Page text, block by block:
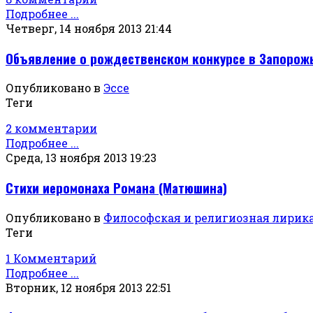
Подробнее ...
Четверг, 14 ноября 2013 21:44
Объявление о рождественском конкурсе в
Опубликовано в Эссе
Теги
2 комментарии
Подробнее ...
Среда, 13 ноября 2013 19:23
Стихи иеромонаха Романа (Матюшина)
Опубликовано в Философская и религиозная
Теги
1 Комментарий
Подробнее ...
Вторник, 12 ноября 2013 22:51